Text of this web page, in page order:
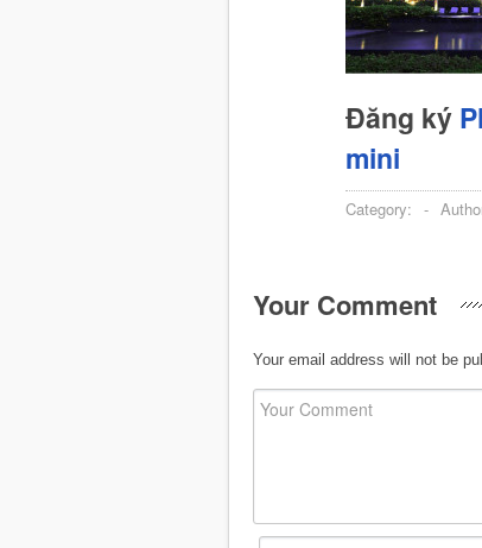
Đăng ký
mini
Category: -
Your Comment
Your email address will not be